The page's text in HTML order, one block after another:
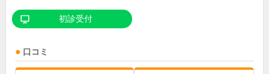
初診受付
口コミ